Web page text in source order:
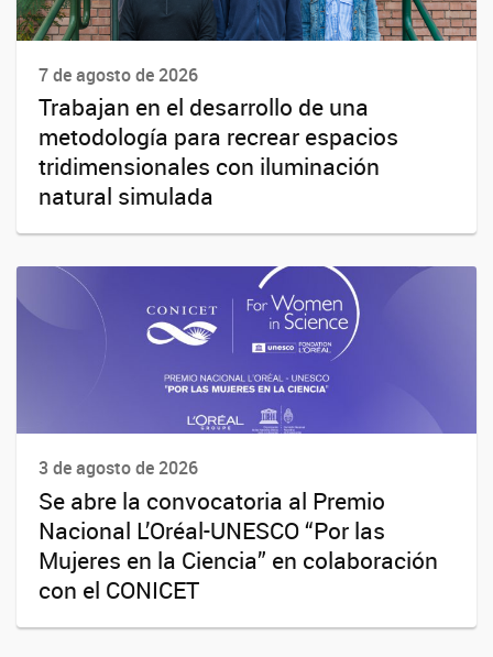
7 de agosto de 2026
Trabajan en el desarrollo de una
metodología para recrear espacios
tridimensionales con iluminación
natural simulada
3 de agosto de 2026
Se abre la convocatoria al Premio
Nacional L’Oréal-UNESCO “Por las
Mujeres en la Ciencia” en colaboración
con el CONICET